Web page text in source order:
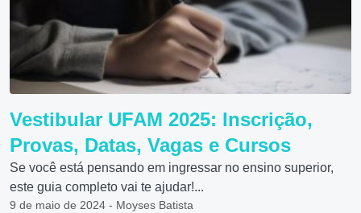
Vestibular UFAM 2025: Inscrição,
Provas, Datas, Vagas e Cursos
Se você está pensando em ingressar no ensino superior,
este guia completo vai te ajudar!...
9 de maio de 2024 - Moyses Batista